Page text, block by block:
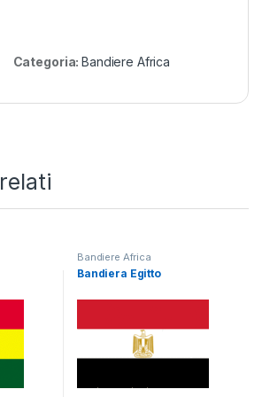
Categoria:Bandiere Africa
Bandiere Africa
Bandiera Egitto